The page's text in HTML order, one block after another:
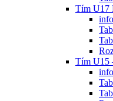
Tím U17
Tím U15